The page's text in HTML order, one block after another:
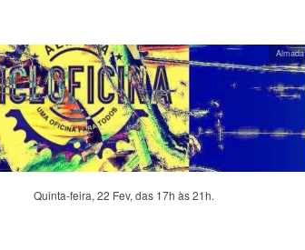
Quinta-feira, 22 Fev, das 17h às 21h.
Almada